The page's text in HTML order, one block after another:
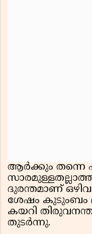
ആർക്കും തന്നെ
ദുരന്തമാണ്
ശേഷം കുടുംബം
കയറി
തുടർന്നു.